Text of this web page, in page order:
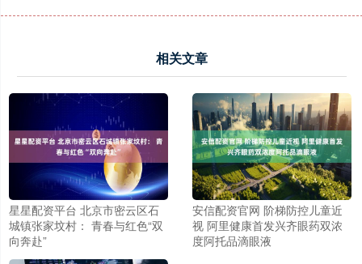
相关文章
星星配资平台 北京市密云区石
城镇张家坟村： 青春与红色“双
向奔赴”
安信配资官网 阶梯防控儿童近
视 阿里健康首发兴齐眼药双浓
度阿托品滴眼液